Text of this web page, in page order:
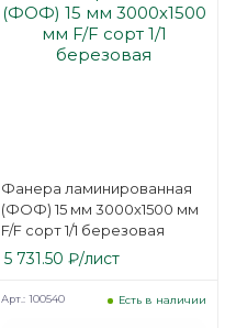
Фанера ламинированная
(ФОФ) 15 мм 3000х1500 мм
F/F сорт 1/1 березовая
5 731.50 ₽/лист
Есть в наличии
Арт.: 100540